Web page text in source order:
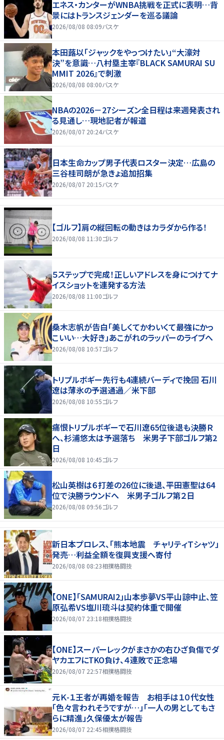
エネス・カンターがWNBA挑戦を正式に表明…背
景にはトランスジェンダーを巡る議論
2026/08/08 08:09バスケ
本田蕗以「ジャックをやっつけたい」“大濠対
決”を意識…八村塁主宰『BLACK SAMURAI SU
MMIT 2026』で刺激
2026/08/08 08:00バスケ
NBAの2026－27シーズン全日程は来週発表され
る見通し…現地記者が報道
2026/08/07 20:24バスケ
日本生命カップ男子代表ロスター決定…広島の
三谷桂司朗が急きょ追加招集
2026/08/07 20:15バスケ
【ゴルフ】肩の縦回転の動きはカラダから作る！
2026/08/08 11:30ゴルフ
５ステップで完成！正しいアドレスを身につけてナ
イスショットを連発する方法
2026/08/08 11:00ゴルフ
桑木志帆が告白「美しくてかわいくて最強にかっ
こいい…大好き」あこがれのラッパーのライブへ
2026/08/08 10:57ゴルフ
トリプルボギー先行も4連続バーディで挽回 石川
遼は薄氷の予選通過／米下部
2026/08/08 10:55ゴルフ
痛恨トリプルボギーで石川遼65位後退も決勝Ｒ
へ、杉浦悠太は予選落ち 米男子下部ゴルフ第2
日
2026/08/08 10:45ゴルフ
松山英樹は６打差の26位に後退、平田憲聖は64
位で決勝ラウンドへ 米男子ゴルフ第２日
2026/08/08 09:56ゴルフ
新日本プロレス、「熊本地震 チャリティＴシャツ」
発売…利益全額を復興支援へ寄付
2026/08/08 08:23相撲格闘技
【ONE】「SAMURAI2」山本歩夢VS平山諒中止、笠
原弘希VS塩川琉斗は契約体重で開催
2026/08/07 23:18相撲格闘技
【ONE】スーパーレックがまさかの右ひざ負傷でダ
ヤカエフにTKO負け、４連敗で正念場
2026/08/07 22:57相撲格闘技
元Ｋ-１王者が再婚を報告 お相手は１０代女性
「色々言われそうですが…」「一人の男としてもさ
らに精進」久保優太が報告
2026/08/07 22:45相撲格闘技